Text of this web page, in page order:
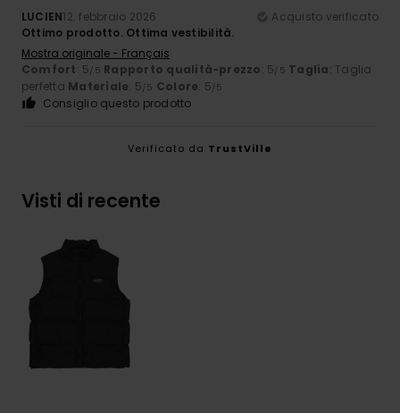
LUCIEN12. febbraio 2026
Acquisto verificato
Ottimo prodotto. Ottima vestibilità.
Mostra originale - Français
Comfort: 5/5 Rapporto qualità-prezzo: 5/5 Taglia: Taglia
perfetta Materiale: 5/5 Colore: 5/5
Consiglio questo prodotto
Verificato da TrustVille
Visti di recente